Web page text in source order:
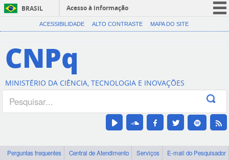
BRASIL
Acesso à informação
CORONAVÍRUS (COVID-19)
Canais
ACESSIBILIDADE ALTO CONTRASTE MAPA DO SITE
CNPq
MINISTÉRIO DA CIÊNCIA, TECNOLOGIA E INOVAÇÕES
Perguntas frequentes Central de Atendimento Serviços
E-mail do Pesquisador